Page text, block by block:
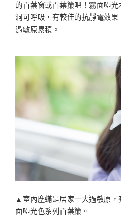
的百葉窗或百葉簾吧！霧面啞
洞可呼吸，有較佳的抗靜電效
過敏原累積。
▲室內塵蟎是居家一大過敏原
面啞光色系列百葉簾。